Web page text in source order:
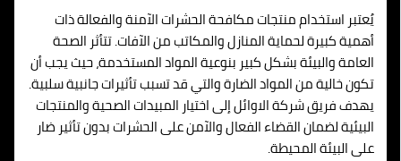
يُعتبر استخدام منتجات مكافحة الحشرات الآمنة والفعالة ذات
أهمية كبيرة لحماية المنازل والمكاتب من الآفات. تتأثر الصحة
العامة والبيئة بشكل كبير بنوعية المواد المستخدمة، حيث يجب أن
تكون خالية من المواد الضارة والتي قد تسبب تأثيرات جانبية سلبية.
يهدف فريق شركة الاوائل إلى اختيار المبيدات الصحية والمنتجات
البيئية لضمان القضاء الفعال والآمن على الحشرات بدون تأثير ضار
على البيئة المحيطة.